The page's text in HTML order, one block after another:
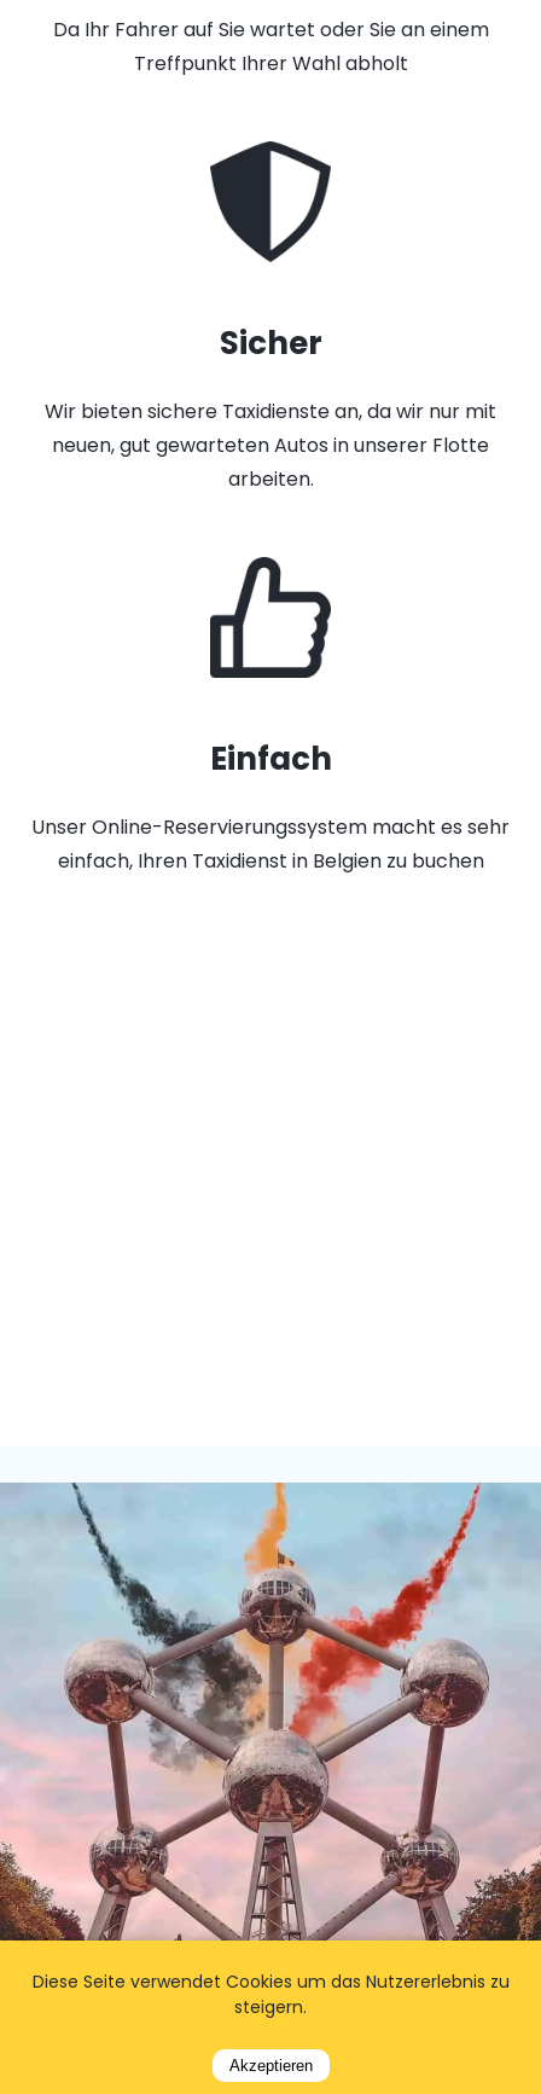
Da Ihr Fahrer auf Sie wartet oder Sie an einem
Treffpunkt Ihrer Wahl abholt
Sicher
Wir bieten sichere Taxidienste an, da wir nur mit
neuen, gut gewarteten Autos in unserer Flotte
arbeiten.
Einfach
Unser Online-Reservierungssystem macht es sehr
einfach, Ihren Taxidienst in Belgien zu buchen
Diese Seite verwendet Cookies um das Nutzererlebnis zu
steigern.
Akzeptieren